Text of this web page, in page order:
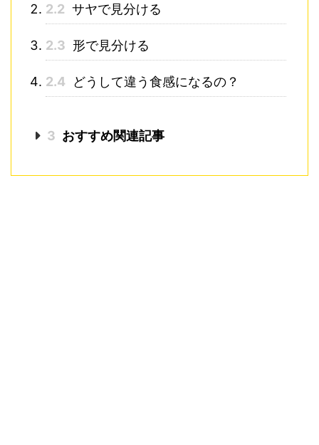
2.2 サヤで見分ける
2.3 形で見分ける
2.4 どうして違う食感になるの？
3 おすすめ関連記事